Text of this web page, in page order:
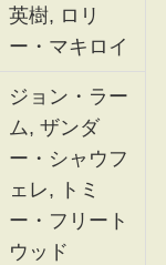
英樹, ロリ
ー・マキロイ
ジョン・ラー
ム, ザンダ
ー・シャウフ
ェレ, トミ
ー・フリート
ウッド